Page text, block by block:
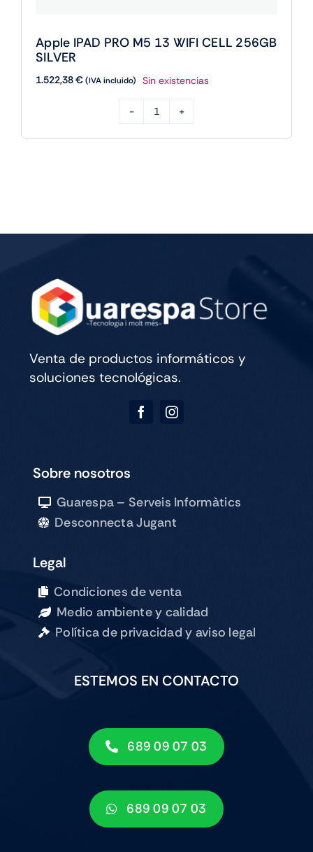
Apple IPAD PRO M5 13 WIFI CELL 256GB
SILVER
1.522,38€(IVA incluido) Sin existencias
IPAD
CELL
Venta de productos informáticos y
soluciones tecnológicas.
Sobre nosotros
Guarespa – Serveis Informàtics
Desconnecta Jugant
Legal
Condiciones de venta
Medio ambiente y calidad
Política de privacidad y aviso legal
ESTEMOS EN CONTACTO
689 09 07 03
689 09 07 03